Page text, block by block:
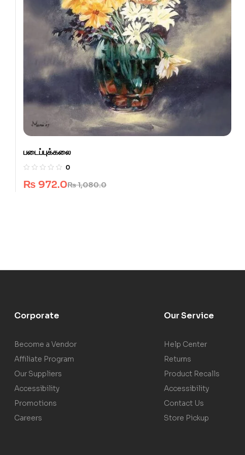
படைப்புக்கலை
0
₨1,080.0
₨ 972.0
Corporate
Become a Vendor
Affiliate Program
Our Suppliers
Accessibility
Promotions
Careers
Our Service
Help Center
Returns
Product Recalls
Accessibility
Contact Us
Store Pickup